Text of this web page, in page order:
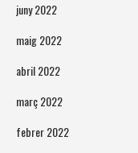
juny 2022
maig 2022
abril 2022
març 2022
febrer 2022